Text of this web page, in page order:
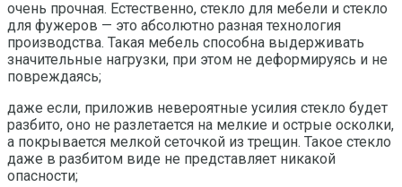
очень прочная. Естественно, стекло для мебели и стекло
для фужеров — это абсолютно разная технология
производства. Такая мебель способна выдерживать
значительные нагрузки, при этом не деформируясь и не
повреждаясь;
даже если, приложив невероятные усилия стекло будет
разбито, оно не разлетается на мелкие и острые осколки,
а покрывается мелкой сеточкой из трещин. Такое стекло
даже в разбитом виде не представляет никакой
опасности;